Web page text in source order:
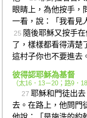
眼睛上，為他按手，
一看，說：「我看見
25 隨後耶穌又按手
了，樣樣都看得清楚
這村子你也不要進去
彼得認耶穌為基督
（太16．13－20 ； 路9．
27 耶穌和門徒出
去。在路上，他問門